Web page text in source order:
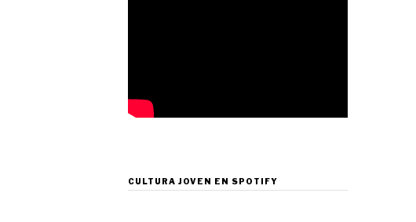
CULTURA JOVEN EN SPOTIFY